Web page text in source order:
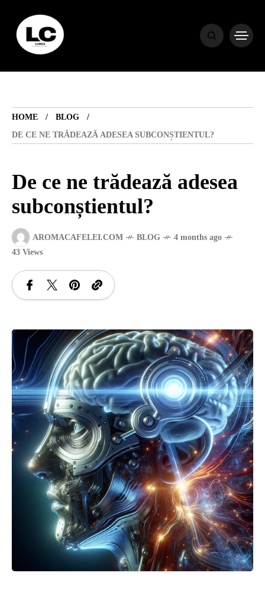
HOME
BLOG
DE CE NE TRĂDEAZĂ ADESEA SUBCONȘTIENTUL?
De ce ne trădează adesea
subconștientul?
AROMACAFELEI.COM BLOG
4 months ago
43 Views
HOME
BLOG
HOROSCOP
ENGLISH
CONTENT
TRAVEL
SANATATE
SI
INGRIJIRE
ISTORIE
NATURĂ
STIRI
ȘTIINȚA
ANIMALE